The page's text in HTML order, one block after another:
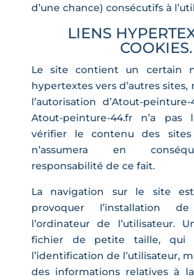
d’une chance) consécutifs à
LIENS
COOKIES.
Le site contient un certain
hypertextes vers d’autres sites,
l’autorisation d’Atout-
Atout-peinture-44.fr n’a
vérifier le contenu des
n’assumera en
responsabilité de ce fait.
La navigation sur le site
provoquer l’installation
l’ordinateur de l’utilisateur.
fichier de petite taille, qui
l’identification de l’utilisateur,
des informations relatives à